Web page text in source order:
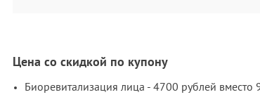
Цена со скидкой по купону
Биоревитализация лица - 4700 рублей вместо